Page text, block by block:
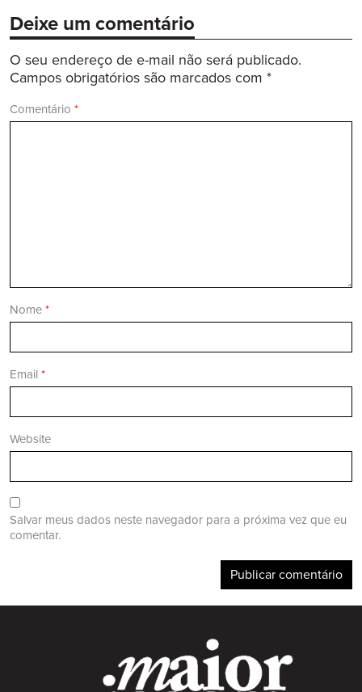
Deixe um comentário
O seu endereço de e-mail não será publicado.
Campos obrigatórios são marcados com *
Comentário *
Nome *
Email *
Website
Salvar meus dados neste navegador para a próxima vez que eu
comentar.